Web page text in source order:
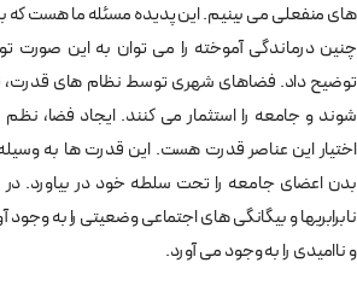
های منفعلی می بینیم. این پدیده مسئله ما هست که
چنین درماندگی آموخته را می توان به این صورت
توضیح داد. فضاهای شهری توسط نظام های قدرت،
شوند و جامعه را استثمار می کنند. ایجاد فضا،
اختیار این عناصر قدرت هست. این قدرت ها به
بدن اعضای جامعه را تحت سلطه خود در بیاورد.
نابرابریها و بیگانگی های اجتماعی وضعیتی را به
و ناامیدی را به وجود می آورد.